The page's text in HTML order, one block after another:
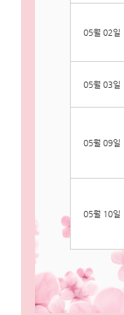
05월 02일
05월 03일
05월 09일
05월 10일